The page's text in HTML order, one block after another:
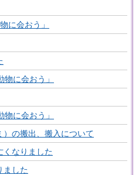
に会おう」
に会おう」
に会おう」
の搬出、搬入について
くなりました
ました